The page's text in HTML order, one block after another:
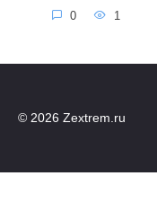
0 1
© 2026 Zextrem.ru